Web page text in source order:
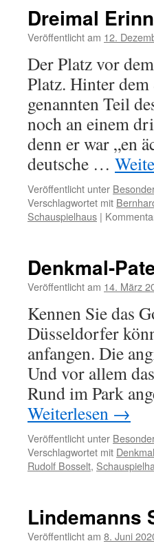
Dreimal
Veröffentlicht am 12.
Der Platz vor
Platz. Hinter
genannten Teil
noch an einem
denn er war „en
deutsche …
Veröffentlicht unter
Verschlagwortet mit
Schauspielhaus |
Denkmal-
Veröffentlicht am 14. März
Kennen Sie das
Düsseldorfer
anfangen. Die
Und vor allem
Rund im Park
Weiterlesen →
Veröffentlicht unter
Verschlagwortet mit Denkmal
Rudolf Bosselt,
Lindemanns
Veröffentlicht am 8. Juni